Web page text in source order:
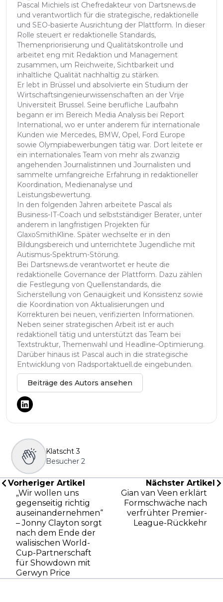
Pascal Michiels ist Chefredakteur von Dartsnews.de
und verantwortlich für die strategische, redaktionelle
und SEO-basierte Ausrichtung der Plattform. In dieser
Rolle steuert er redaktionelle Standards,
Themenpriorisierung und Qualitätskontrolle und
arbeitet eng mit Redaktion und Management
zusammen, um Reichweite, Sichtbarkeit und
inhaltliche Qualität nachhaltig zu stärken.
Er lebt in Brüssel und absolvierte ein Studium der
Wirtschaftsingenieurwissenschaften an der Vrije
Universiteit Brussel. Seine berufliche Laufbahn
begann er im Bereich Media Analysis bei Report
International, wo er unter anderem für internationale
Kunden wie Mercedes, BMW, Opel, Ford Europe
sowie Olympiabewerbungen tätig war. Dort leitete er
ein internationales Team von mehr als zwanzig
angehenden Journalistinnen und Journalisten und
sammelte umfangreiche Erfahrung in redaktioneller
Koordination, Medienanalyse und
Leistungsbewertung.
In den folgenden Jahren arbeitete Pascal als
Business-IT-Coach und selbstständiger Berater, unter
anderem in langfristigen Projekten für
GlaxoSmithKline. Später wechselte er in den
Bildungsbereich und unterrichtete Jugendliche mit
Autismus-Spektrum-Störung.
Bei Dartsnews.de verantwortet er heute die
redaktionelle Governance der Plattform. Dazu zählen
die Festlegung von Quellenstandards, die
Sicherstellung von Genauigkeit und Konsistenz sowie
die Koordination von Aktualisierungen und
Korrekturen bei neuen, verifizierten Informationen.
Neben seiner strategischen Arbeit ist er auch
redaktionell tätig und unterstützt das Team bei
Textstruktur, Themenwahl und Headline-Optimierung.
Darüber hinaus ist Pascal auch in die strategische
Entwicklung von Radsportaktuell.de eingebunden.
Beiträge des Autors ansehen
Klatscht 3
Besucher 2
Vorheriger Artikel
„Wir wollen uns
gegenseitig richtig
auseinandernehmen“
– Jonny Clayton sorgt
nach dem Ende der
walisischen World-
Cup-Partnerschaft
für Showdown mit
Gerwyn Price
Nächster Artikel
Gian van Veen erklärt
Formschwäche nach
verfrühter Premier-
League-Rückkehr